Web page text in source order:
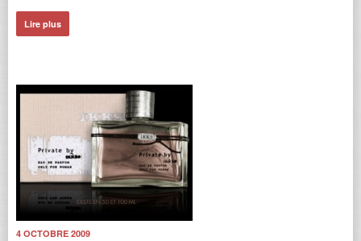
Lire plus
4 OCTOBRE 2009